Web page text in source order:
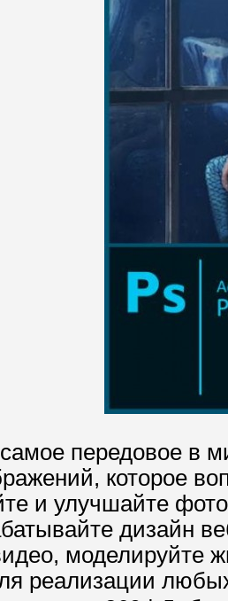
передовое в
которое
и улучшайте
дизайн
моделируйте
реализации